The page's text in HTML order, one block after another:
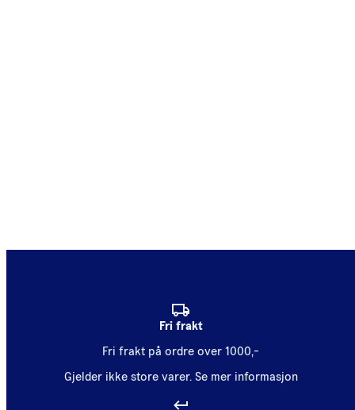
Fri frakt
Fri frakt på ordre over 1000,-
Gjelder ikke store varer. Se mer informasjon